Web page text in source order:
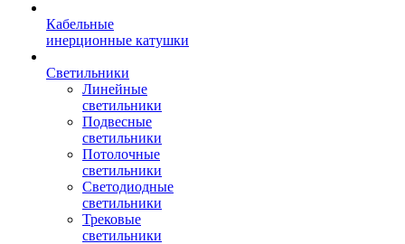
Кабельные
инерционные катушки
Светильники
Линейные
светильники
Подвесные
светильники
Потолочные
светильники
Светодиодные
светильники
Трековые
светильники